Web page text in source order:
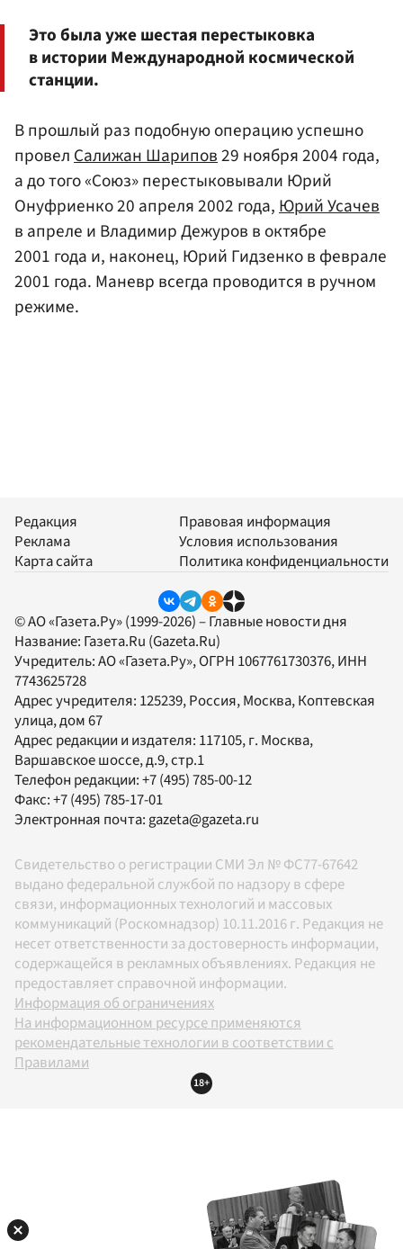
Это была уже шестая перестыковка
в истории Международной космической
станции.
В прошлый раз подобную операцию успешно
провелСалижан Шарипов29 ноября 2004 года,
а до того «Союз» перестыковывали Юрий
Онуфриенко 20 апреля 2002 года,Юрий Усачев
в апреле и Владимир Дежуров в октябре
2001 года и, наконец, Юрий Гидзенко в феврале
2001 года. Маневр всегда проводится в ручном
режиме.
Редакция
Реклама
Карта сайта
Правовая информация
Условия использования
Политика конфиденциальности
© АО «Газета.Ру» (1999-2026) – Главные новости дня
Название: Газета.Ru (Gazeta.Ru)
Учредитель:АО «Газета.Ру», ОГРН 1067761730376, ИНН
7743625728
Адрес учредителя: 125239, Россия, Москва, Коптевская
улица, дом 67
Адрес редакции и издателя: 117105, г. Москва,
Варшавское шоссе, д.9, стр.1
Телефон редакции:+7 (495) 785-00-12
Факс:+7 (495) 785-17-01
Электронная почта: gazeta@gazeta.ru
Свидетельство о регистрации СМИ Эл № ФС77-67642
выдано федеральной службой по надзору в сфере
связи, информационных технологий и массовых
коммуникаций (Роскомнадзор) 10.11.2016 г. Редакция не
несет ответственности за достоверность информации,
содержащейся в рекламных объявлениях. Редакция не
предоставляет справочной информации.
Информация об ограничениях
На информационном ресурсе применяются
рекомендательные технологии в соответствии с
Правилами
18+